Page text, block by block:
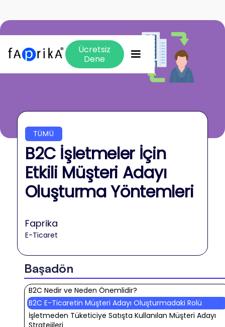
Ücretsiz
Dene
TÜMÜ
B2C İşletmeler İçin
Etkili Müşteri Adayı
Oluşturma Yöntemleri
Faprika
E-Ticaret
Başadön
B2C Nedir ve Neden Önemlidir?
B2C E-Ticaretin Müşteri Adayı Oluşturmadaki Rolü
İşletmeden Tüketiciye Satışta Kullanılan Müşteri Adayı
Stratejileri